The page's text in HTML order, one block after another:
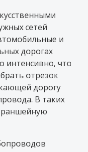
сетей
и
дорогах
интенсивно, что
отрезок
дорогу
В таких